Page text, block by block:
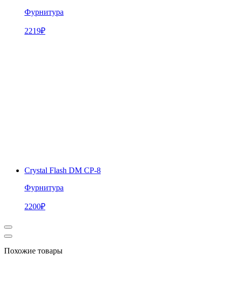
Фурнитура
2219₽
Crystal Flash DM CP-8
Фурнитура
2200₽
Похожие товары